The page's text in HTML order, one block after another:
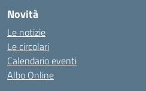
Novità
Le notizie
Le circolari
Calendario eventi
Albo Online